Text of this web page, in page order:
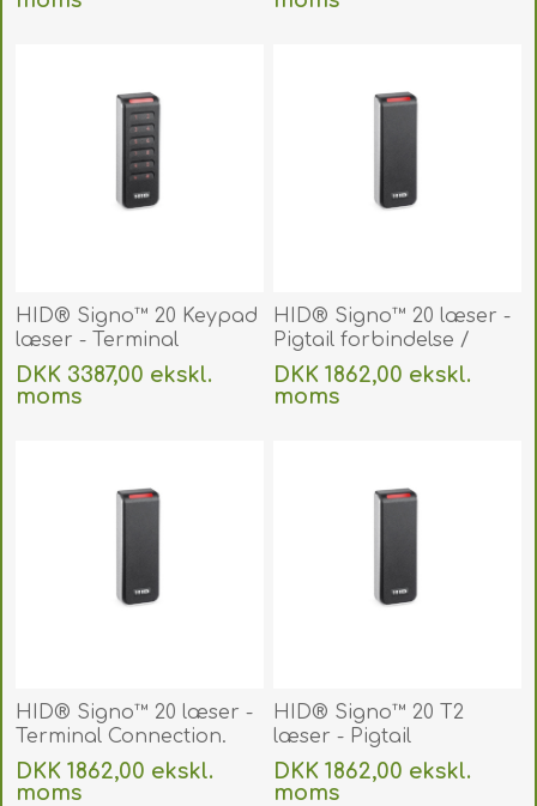
HID® Signo™ 20 Keypad
læser - Terminal
Connection. 20KTKS-00-
000000
DKK 3387,00 ekskl.
moms
HID® Signo™ 20 læser -
Pigtail forbindelse /
Connection. 20NKS-00-
000000
DKK 1862,00 ekskl.
moms
HID® Signo™ 20 læser -
Terminal Connection.
20TKS-00-000000
DKK 1862,00 ekskl.
moms
HID® Signo™ 20 T2
læser - Pigtail
forbindelse /
Connection. 20NKS-T2-
DKK 1862,00 ekskl.
moms